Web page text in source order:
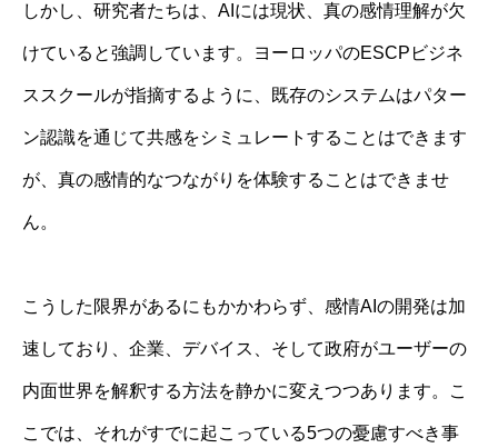
しかし、研究者たちは、AIには現状、真の感情理解が欠
けていると強調しています。ヨーロッパのESCPビジネ
ススクールが指摘するように、既存のシステムはパター
ン認識を通じて共感をシミュレートすることはできます
が、真の感情的なつながりを体験することはできませ
ん。
こうした限界があるにもかかわらず、感情AIの開発は加
速しており、企業、デバイス、そして政府がユーザーの
内面世界を解釈する方法を静かに変えつつあります。こ
こでは、それがすでに起こっている5つの憂慮すべき事